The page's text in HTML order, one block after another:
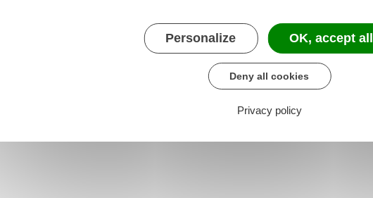
Personalize OK, accept all
Deny all cookies
Privacy policy